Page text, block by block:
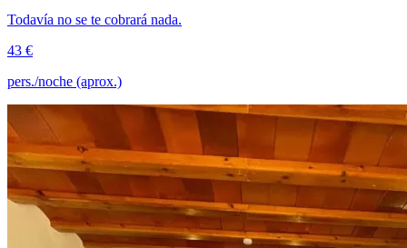
Todavía no se te cobrará nada.
43 €
pers./noche (aprox.)